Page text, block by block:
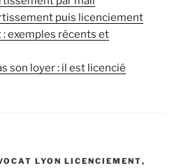
puis licenciement
exemples récents et
son loyer : il est licencié
LYON LICENCIEMENT,